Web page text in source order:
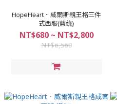
HopeHeart．威爾斯親王格三件
式西服(藍綠)
NT$680 ~ NT$2,800
NT$6,560